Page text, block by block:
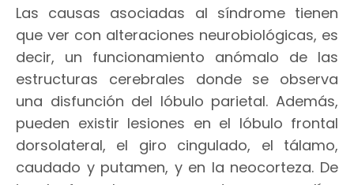
Las causas asociadas al síndrome tienen
que ver con alteraciones neurobiológicas, es
decir, un funcionamiento anómalo de las
estructuras cerebrales donde se observa
una disfunción del lóbulo parietal. Además,
pueden existir lesiones en el lóbulo frontal
dorsolateral, el giro cingulado, el tálamo,
caudado y putamen, y en la neocorteza. De